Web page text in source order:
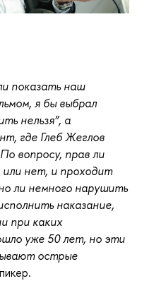
показать наш
я бы выбрал
нельзя”, а
где Глеб Жеглов
вопросу, прав ли
нет, и проходит
ли немного нарушить
наказание,
при каких
уже 50 лет, но эти
острые